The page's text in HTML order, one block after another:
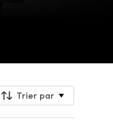
Trier par